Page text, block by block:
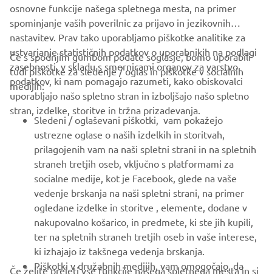
PODJETJA
ZA PODJETJA
VEČ YAMAHA
PODPORA
GLASILO
Med prvimi prejmite novice o najnovejših ponudbah, posebnih
dogodkih, novih izdajah in še veliko več
osnovne funkcije našega spletnega mesta, na primer
spominjanje vaših poverilnic za prijavo in jezikovnih
nastavitev. Prav tako uporabljamo piškotke analitike za
ustvarjanje statističnih podatkov o uporabnikih na podlagi
zasebnosti, v skladu s smernicami organov za varstvo
podatkov, ki nam pomagajo razumeti, kako obiskovalci
uporabljajo našo spletno stran in izboljšajo našo spletno
stran, izdelke, storitve in tržna prizadevanja.
Če s spodnjim gumbom podate soglasje, bomo uporabili
tudi piškotke za sledenje / oglas in piškotke v socialnih
medijih:
Sledeni / oglaševani piškotki, vam pokažejo
ustrezne oglase o naših izdelkih in storitvah,
prilagojenih vam na naši spletni strani in na spletnih
straneh tretjih oseb, vključno s platformami za
socialne medije, kot je Facebook, glede na vaše
vedenje brskanja na naši spletni strani, na primer
ogledane izdelke in storitve , elemente, dodane v
nakupovalno košarico, in predmete, ki ste jih kupili,
ter na spletnih straneh tretjih oseb in vaše interese,
ki izhajajo iz takšnega vedenja brskanja.
Piškotki v družabnih medijih, vam omogočajo, da
Če želite prejeti vse funkcije našega spletnega mesta in si